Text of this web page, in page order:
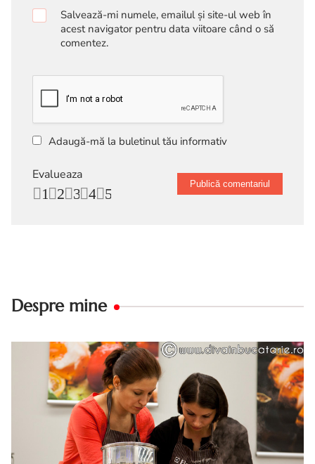
Salvează-mi numele, emailul și site-ul web în
acest navigator pentru data viitoare când o să
comentez.
Adaugă-mă la buletinul tău informativ
Evalueaza
5
4
3
2
1
Despre mine